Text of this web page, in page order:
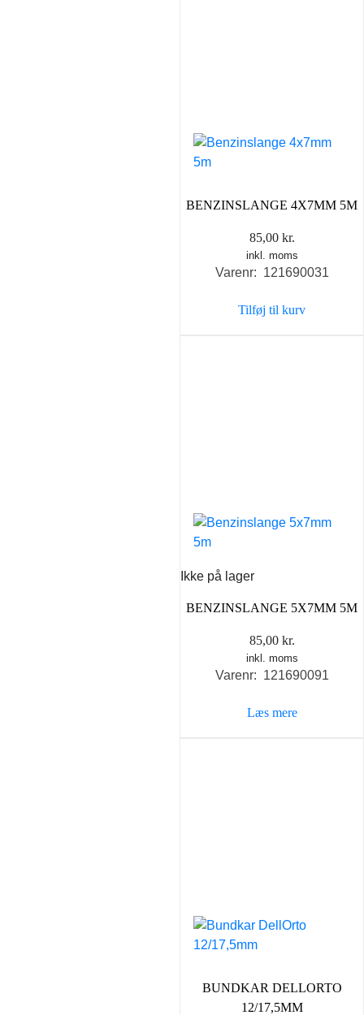
BENZINSLANGE 4X7MM 5M
85,00 kr.
inkl. moms
Varenr: 121690031
Tilføj til kurv
Ikke på lager
BENZINSLANGE 5X7MM 5M
85,00 kr.
inkl. moms
Varenr: 121690091
Læs mere
BUNDKAR DELLORTO
12/17,5MM